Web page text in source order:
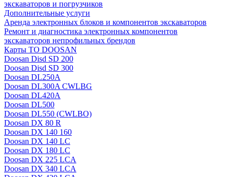
экскаваторов и погрузчиков
Дополнительные услуги
Аренда электронных блоков и компонентов экскаваторов
Ремонт и диагностика электронных компонентов
экскаваторов непрофильных брендов
Карты ТО DOOSAN
Doosan Disd SD 200
Doosan Disd SD 300
Doosan DL250A
Doosan DL300A CWLBG
Doosan DL420A
Doosan DL500
Doosan DL550 (CWLBO)
Doosan DX 80 R
Doosan DX 140 160
Doosan DX 140 LC
Doosan DX 180 LC
Doosan DX 225 LCA
Doosan DX 340 LCA